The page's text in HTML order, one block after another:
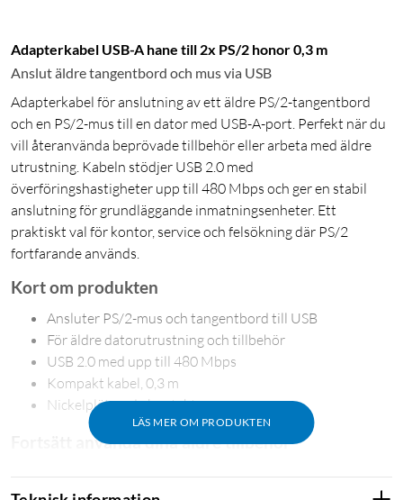
Adapterkabel USB-A hane till 2x PS/2 honor 0,3 m
Anslut äldre tangentbord och mus via USB
Adapterkabel för anslutning av ett äldre PS/2-tangentbord
och en PS/2-mus till en dator med USB-A-port. Perfekt när du
vill återanvända beprövade tillbehör eller arbeta med äldre
utrustning. Kabeln stödjer USB 2.0 med
överföringshastigheter upp till 480 Mbps och ger en stabil
anslutning för grundläggande inmatningsenheter. Ett
praktiskt val för kontor, service och felsökning där PS/2
fortfarande används.
LÄS MER OM PRODUKTEN
Kort om produkten
Ansluter PS/2-mus och tangentbord till USB
För äldre datorutrustning och tillbehör
USB 2.0 med upp till 480 Mbps
Kompakt kabel, 0,3 m
Nickelpläterade kontakter
Fortsätt använda dina äldre tillbehör
Adapterkabeln gör det möjligt att använda PS/2-tangentbord
och PS/2-möss tillsammans med datorer som saknar PS/2-